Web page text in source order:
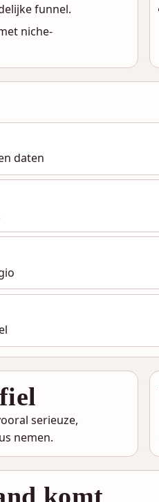
funnel.
niche-
daten
serieuze,
nemen.
komt